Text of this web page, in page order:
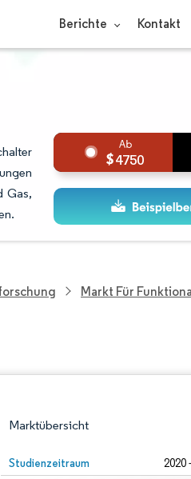
Berichte Kontakt
Gas,
4750
Markt Für
Marktübersicht
Studienzeitraum 2020